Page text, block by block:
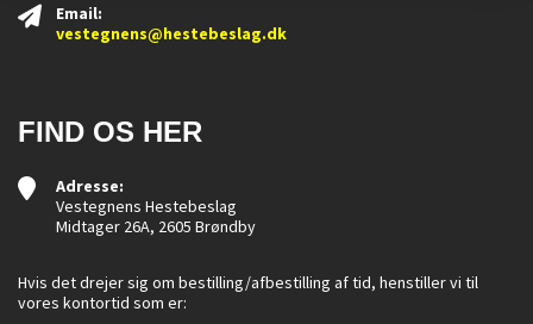
Email:
vestegnens@hestebeslag.dk
FIND OS HER
Adresse:
Vestegnens Hestebeslag
Midtager 26A, 2605 Brøndby
Hvis det drejer sig om bestilling/afbestilling af tid, henstiller vi til
vores kontortid som er: